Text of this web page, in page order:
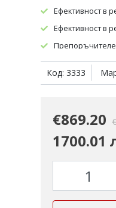
Ефективност в
Ефективност в
Код: 3333
€869.20
1700.01